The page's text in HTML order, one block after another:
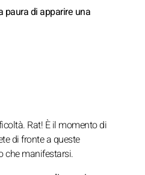
paura di apparire una
Rat! È il momento di
di fronte a queste
che manifestarsi.